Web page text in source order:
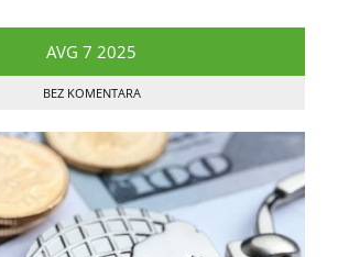
AVG 7 2025
BEZ KOMENTARA